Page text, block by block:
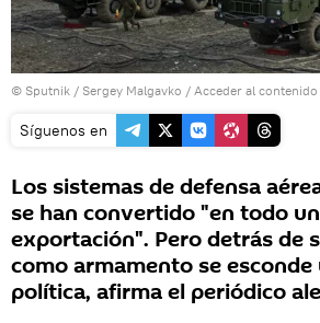
© Sputnik / Sergey Malgavko / Acceder al
Síguenos en
Los sistemas de defensa
se han convertido "en todo
exportación". Pero detrás de
como armamento se esconde
política, afirma el periódico